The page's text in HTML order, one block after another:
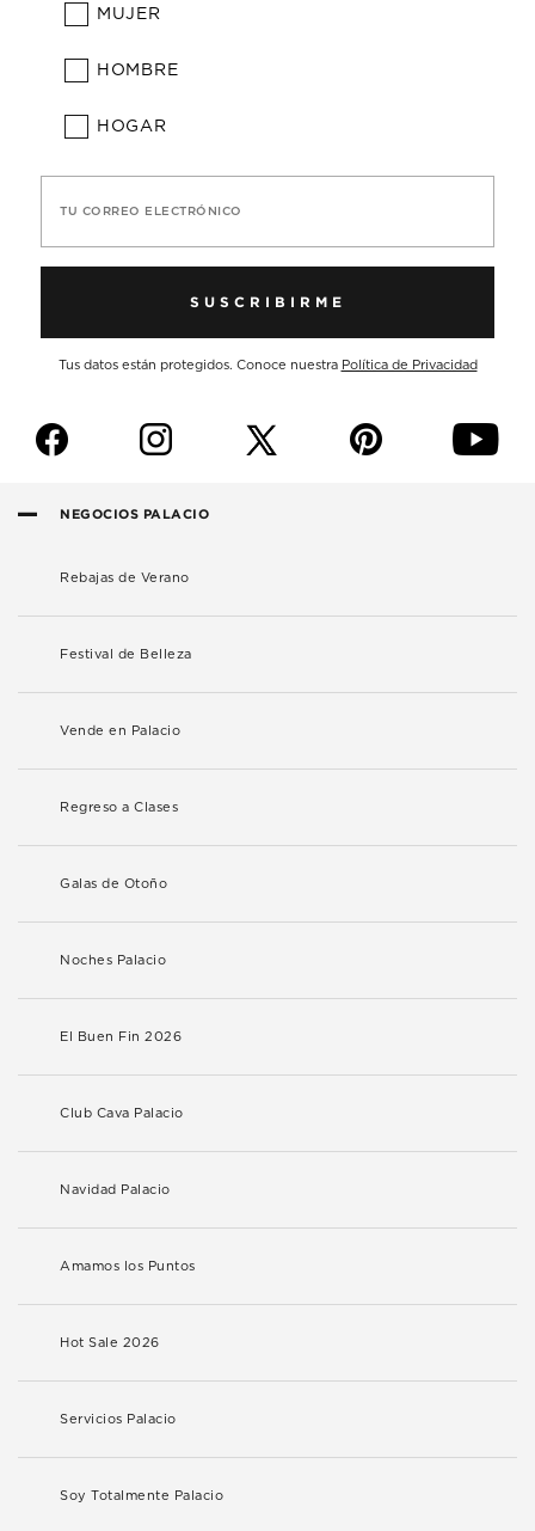
MUJER
HOMBRE
HOGAR
TU CORREO ELECTRÓNICO
SUSCRIBIRME
Tus datos están protegidos. Conoce nuestra Política de Privacidad
f i p y
NEGOCIOS PALACIO
Rebajas de Verano
Festival de Belleza
Vende en Palacio
Regreso a Clases
Galas de Otoño
Noches Palacio
El Buen Fin 2026
Club Cava Palacio
Navidad Palacio
Amamos los Puntos
Hot Sale 2026
Servicios Palacio
Soy Totalmente Palacio